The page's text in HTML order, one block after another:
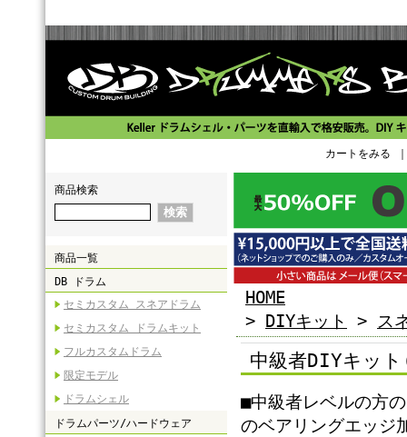
カートをみる
商品検索
商品一覧
DB ドラム
セミカスタム スネアドラム
セミカスタム ドラムキット
フルカスタムドラム
限定モデル
ドラムシェル
ドラムパーツ/ハードウェア
HOME
> DIYキット > ス
中級者DIYキッ
■中級者レベルの方
のベアリングエッジ